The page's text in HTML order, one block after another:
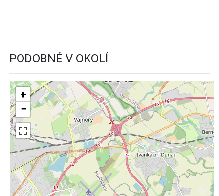
PODOBNÉ V OKOLÍ
+
−